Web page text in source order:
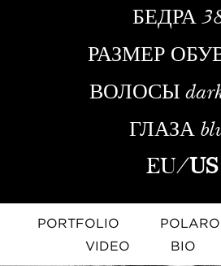
БЕДРА
РАЗМЕР
ВОЛОСЫ
ГЛАЗА
EU/US
PORTFOLIO
VIDEO
BIO